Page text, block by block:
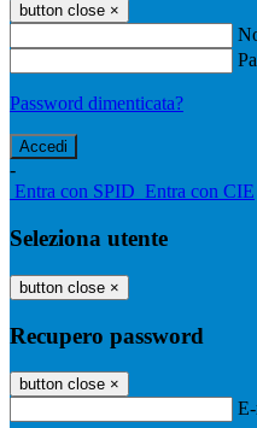
button close ×
Password dimenticata?
-
Entra con SPID Entra con CIE
Seleziona utente
button close ×
Recupero password
button close ×